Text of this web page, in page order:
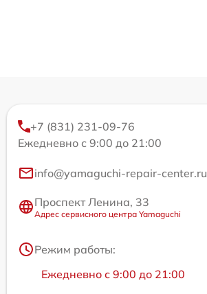
+7 (831) 231-09-76
Ежедневно с 9:00 до 21:00
info@yamaguchi-repair-center.ru
Проспект Ленина, 33
Адрес сервисного центра Yamaguchi
Режим работы:
Ежедневно с 9:00 до 21:00